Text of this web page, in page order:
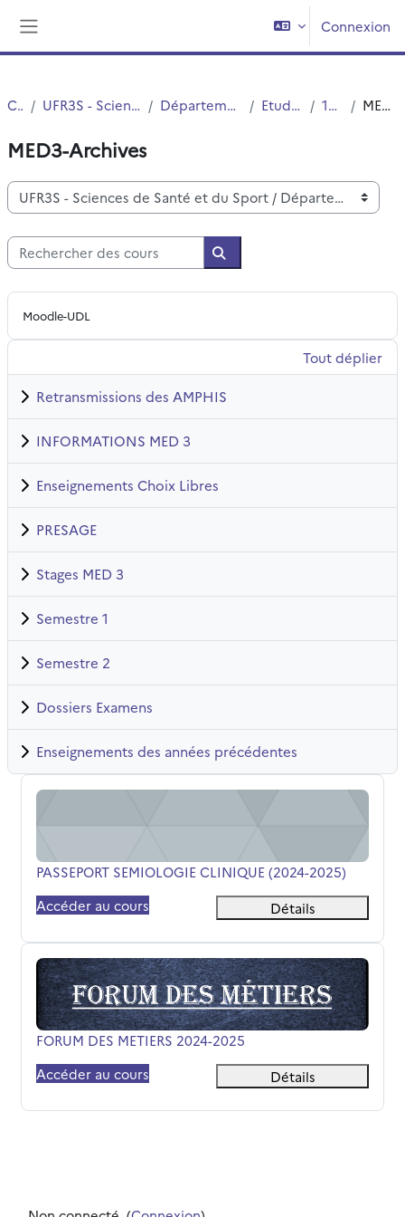
Connexion
Cours UFR3S - Sciences de Santé et du Sport Département UFR3S - Médecine Etudes Medicales 1ER CYCLE MED3-Archives
MED3-Archives
Catégories de cours
Rechercher des cours
Rechercher des cours
Moodle-UDL
Tout déplier
Retransmissions des AMPHIS
INFORMATIONS MED 3
Enseignements Choix Libres
PRESAGE
Stages MED 3
Semestre 1
Semestre 2
Dossiers Examens
Enseignements des années précédentes
PASSEPORT SEMIOLOGIE CLINIQUE (2024-2025)
Nom du cours
PASSEPORT SEMIOLOGIE CLINIQUE (2024-2025)
Accéder au cours
Détails
FORUM DES METIERS 2024-2025
Nom du cours
FORUM DES METIERS 2024-2025
Accéder au cours
Détails